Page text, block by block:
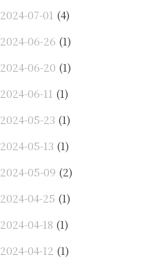
2024-07-01 (4)
2024-06-26 (1)
2024-06-20 (1)
2024-06-11 (1)
2024-05-23 (1)
2024-05-13 (1)
2024-05-09 (2)
2024-04-25 (1)
2024-04-18 (1)
2024-04-12 (1)